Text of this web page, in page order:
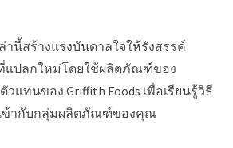
นี้สร้างแรงบันดาลใจให้รังสรรค์
แปลกใหม่โดยใช้ผลิตภัณฑ์ของ
วแทนของ Griffith Foods เพื่อเรียนรู้วิธี
ข้ากับกลุ่มผลิตภัณฑ์ของคุณ